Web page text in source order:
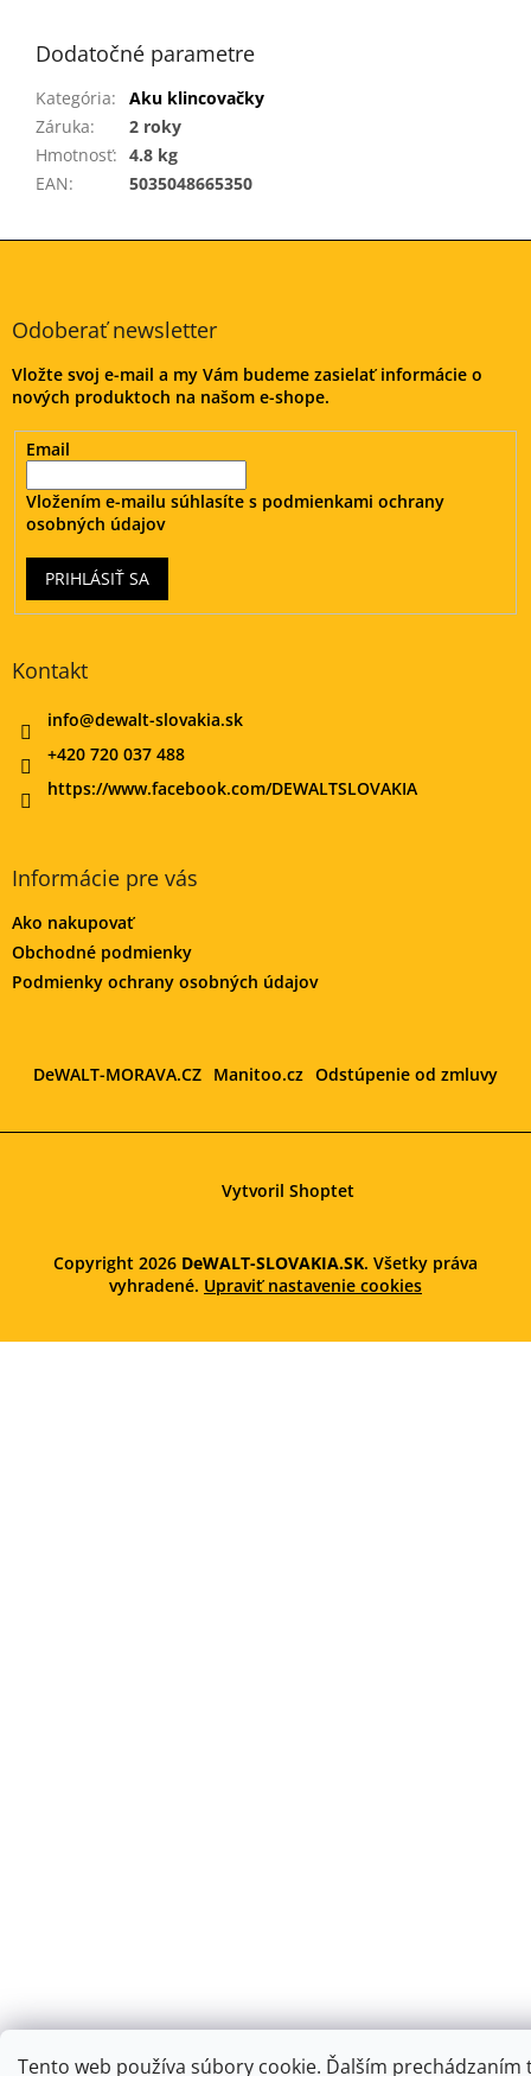
Tento web používa súbory cookie. Ďalším prechádzaním
Dodatočné parametre
Kategória:
Aku klincovačky
Záruka:
2 roky
Hmotnosť: 4.8 kg
EAN: 5035048665350
Z
Odoberať newsletter
Vložte svoj e-mail a my Vám budeme zasielať informácie o
nových produktoch na našom e-shope.
Email
Vložením e-mailu súhlasíte s podmienkami ochrany
osobných údajov
PRIHLÁSIŤ SA
Kontakt
info@dewalt-slovakia.sk
+420 720 037 488
https://www.facebook.com/DEWALTSLOVAKIA
Informácie pre vás
Ako nakupovať
Obchodné podmienky
Podmienky ochrany osobných údajov
DeWALT-MORAVA.CZ Manitoo.cz Odstúpenie od zmluvy
Vytvoril Shoptet
Copyright 2026 DeWALT-SLOVAKIA.SK. Všetky práva
vyhradené. Upraviť nastavenie cookies